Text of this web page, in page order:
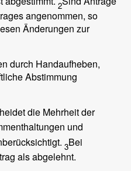
2
angenommen, so
Änderungen zur
durch Handaufheben,
Abstimmung
die Mehrheit der
und
3Bei
als abgelehnt.